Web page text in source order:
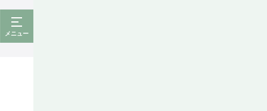
メニュー